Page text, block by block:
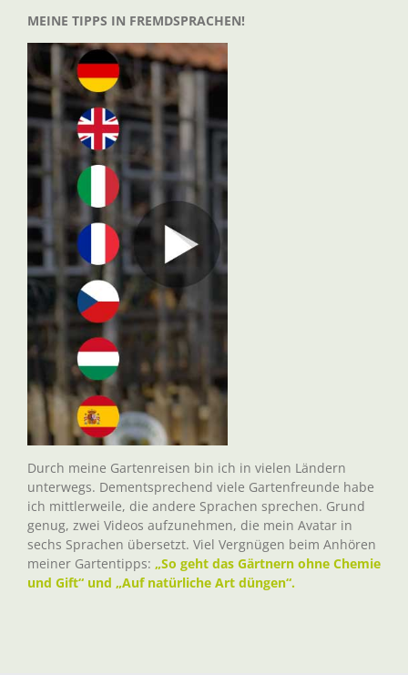
MEINE TIPPS IN FREMDSPRACHEN!
Durch meine Gartenreisen bin ich in vielen Ländern
unterwegs. Dementsprechend viele Gartenfreunde habe
ich mittlerweile, die andere Sprachen sprechen. Grund
genug, zwei Videos aufzunehmen, die mein Avatar in
sechs Sprachen übersetzt. Viel Vergnügen beim Anhören
meiner Gartentipps: „So geht das Gärtnern ohne Chemie
und Gift“ und „Auf natürliche Art düngen“.